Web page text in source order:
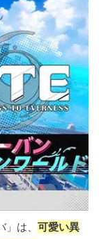
は、 可愛い異